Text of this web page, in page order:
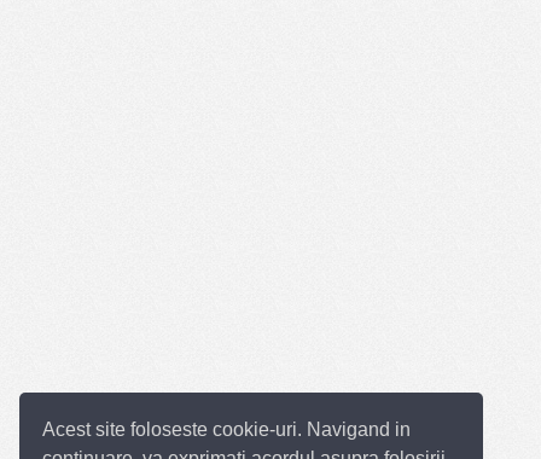
Acest site foloseste cookie-uri. Navigand in